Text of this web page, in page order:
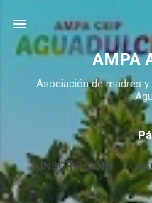
Ir al
AMPA
Asociación de madres y
INSCRIPCIÓN
CONTACTO